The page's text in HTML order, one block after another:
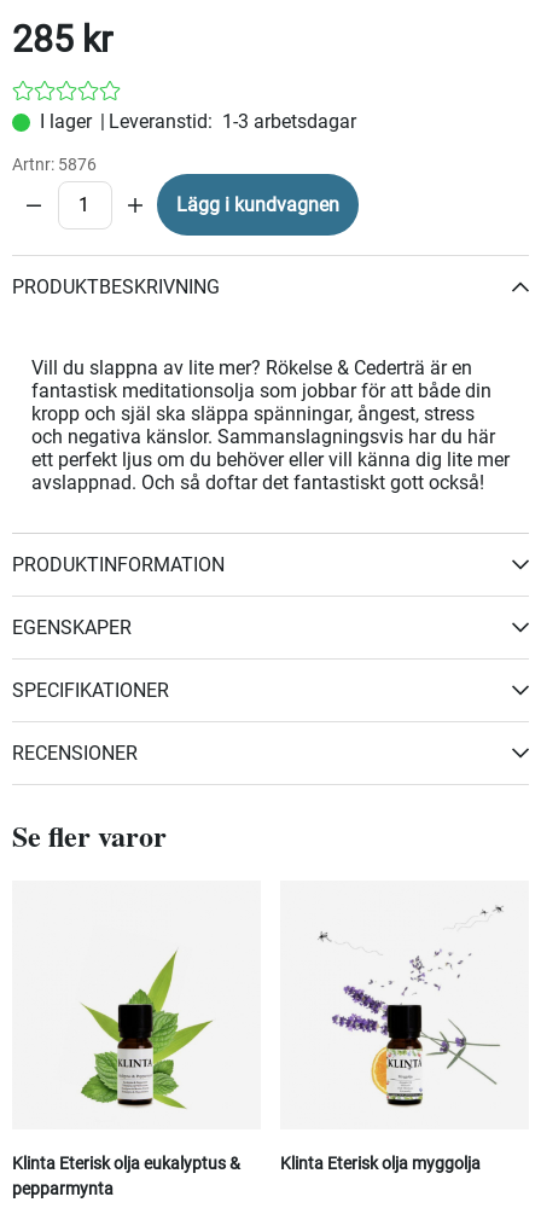
285 kr
| Leveranstid: 1-3 arbetsdagar
Artnr: 5876
Lägg i kundvagnen
PRODUKTBESKRIVNING
Vill du slappna av lite mer? Rökelse & Cederträ är en
fantastisk meditationsolja som jobbar för att både din
kropp och själ ska släppa spänningar, ångest, stress
och negativa känslor. Sammanslagningsvis har du här
ett perfekt ljus om du behöver eller vill känna dig lite mer
avslappnad. Och så doftar det fantastiskt gott också!
PRODUKTINFORMATION
EGENSKAPER
SPECIFIKATIONER
RECENSIONER
Se fler varor
Klinta Eterisk olja eukalyptus &
pepparmynta
Klinta Eterisk olja myggolja